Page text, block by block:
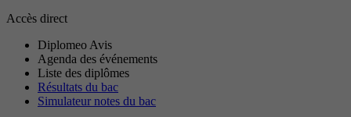
Accès direct
Diplomeo Avis
Agenda des événements
Liste des diplômes
Résultats du bac
Simulateur notes du bac